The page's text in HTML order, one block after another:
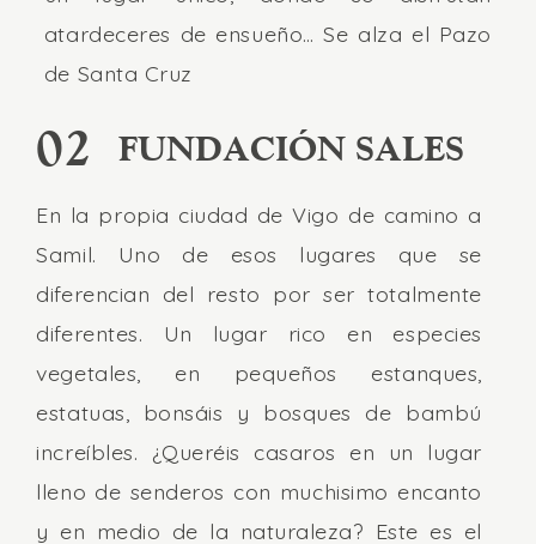
atardeceres de ensueño… Se alza el Pazo
de Santa Cruz
02 FUNDACIÓN SALES
En la propia ciudad de Vigo de camino a
Samil. Uno de esos lugares que se
diferencian del resto por ser totalmente
diferentes. Un lugar rico en especies
vegetales, en pequeños estanques,
estatuas, bonsáis y bosques de bambú
increíbles. ¿Queréis casaros en un lugar
lleno de senderos con muchisimo encanto
y en medio de la naturaleza? Este es el